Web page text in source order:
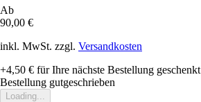
Ab
90,00 €
inkl. MwSt. zzgl. Versandkosten
+4,50 € für Ihre nächste Bestellung geschenkt
Bestellung gutgeschrieben
Loading...